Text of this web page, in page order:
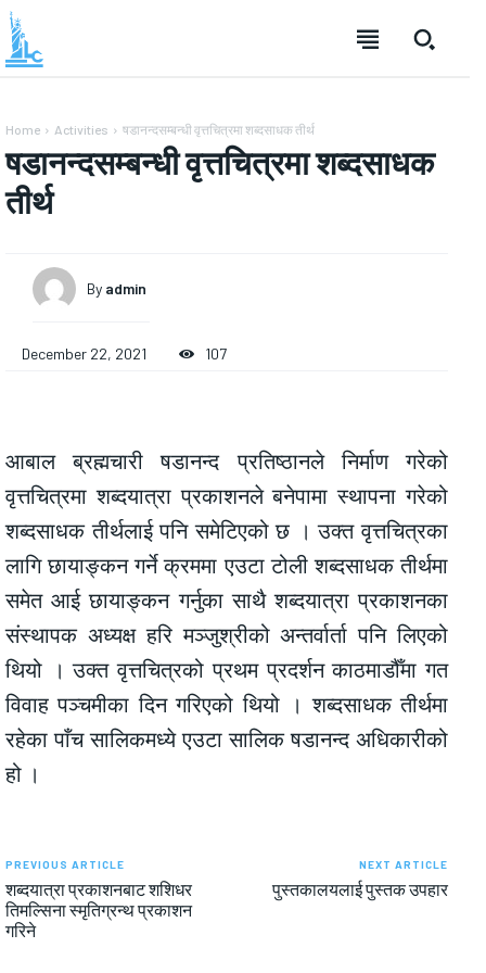
Home Activities षडानन्दसम्बन्धी वृत्तचित्रमा शब्दसाधक तीर्थ
षडानन्दसम्बन्धी वृत्तचित्रमा शब्दसाधक
तीर्थ
By admin
December 22, 2021 107
आबाल ब्रह्मचारी षडानन्द प्रतिष्ठानले निर्माण गरेको
वृत्तचित्रमा शब्दयात्रा प्रकाशनले बनेपामा स्थापना गरेको
शब्दसाधक तीर्थलाई पनि समेटिएको छ । उक्त वृत्तचित्रका
लागि छायाङ्कन गर्ने क्रममा एउटा टोली शब्दसाधक तीर्थमा
समेत आई छायाङ्कन गर्नुका साथै शब्दयात्रा प्रकाशनका
संस्थापक अध्यक्ष हरि मञ्जुश्रीको अन्तर्वार्ता पनि लिएको
थियो । उक्त वृत्तचित्रको प्रथम प्रदर्शन काठमाडौँमा गत
विवाह पञ्चमीका दिन गरिएको थियो । शब्दसाधक तीर्थमा
रहेका पाँच सालिकमध्ये एउटा सालिक षडानन्द अधिकारीको
हो ।
PREVIOUS ARTICLE
शब्दयात्रा प्रकाशनबाट शशिधर
तिमल्सिना स्मृतिग्रन्थ प्रकाशन
गरिने
NEXT ARTICLE
पुस्तकालयलाई पुस्तक उपहार